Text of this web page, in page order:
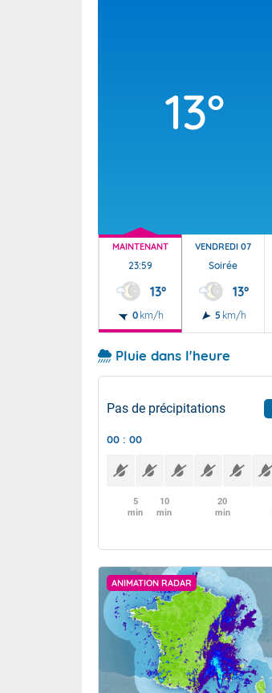
13°
MAINTENANT
23:59
13°
0 km/h
VENDREDI 07
Soirée
13°
5 km/h
Pluie dans l'heure
Pas de précipitations
00 : 00
5
min
10
min
20
min
ANIMATION RADAR